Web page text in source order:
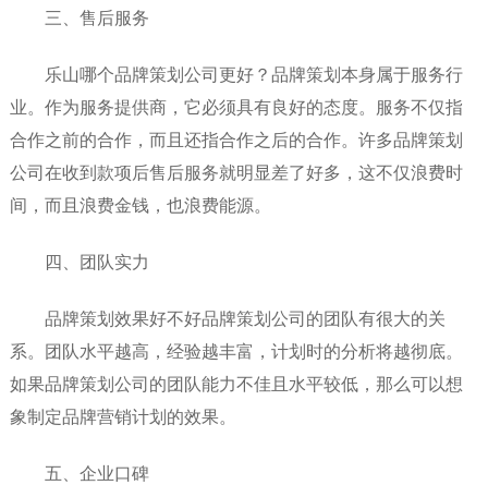
三、售后服务
乐山哪个品牌策划公司更好？品牌策划本身属于服务行
业。作为服务提供商，它必须具有良好的态度。服务不仅指
合作之前的合作，而且还指合作之后的合作。许多品牌策划
公司在收到款项后售后服务就明显差了好多，这不仅浪费时
间，而且浪费金钱，也浪费能源。
四、团队实力
品牌策划效果好不好品牌策划公司的团队有很大的关
系。团队水平越高，经验越丰富，计划时的分析将越彻底。
如果品牌策划公司的团队能力不佳且水平较低，那么可以想
象制定品牌营销计划的效果。
五、企业口碑